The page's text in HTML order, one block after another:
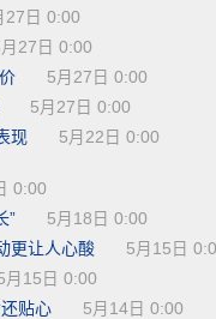
27日 0:00
27日 0:00
5月27日 0:00
5月27日 0:00
现 5月22日 0:00
0:00
”
5月18日 0:00
更让人心酸
5月15日
月15日 0:00
贴心 5月14日 0:00